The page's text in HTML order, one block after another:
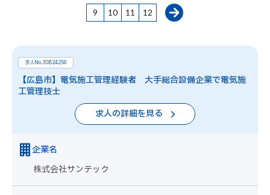
9 10 11 12
求人No.JOB24250
【広島市】電気施工管理経験者 大手総合設備企業で電気施
工管理技士
求人の詳細を見る
企業名
株式会社サンテック